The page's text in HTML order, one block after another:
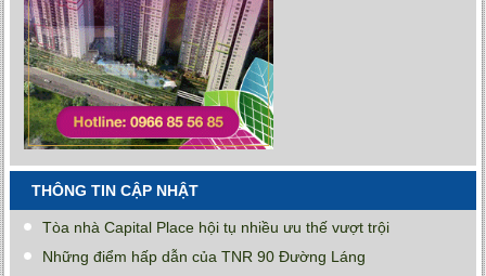
THÔNG TIN CẬP NHẬT
Tòa nhà Capital Place hội tụ nhiều ưu thế vượt trội
Những điểm hấp dẫn của TNR 90 Đường Láng